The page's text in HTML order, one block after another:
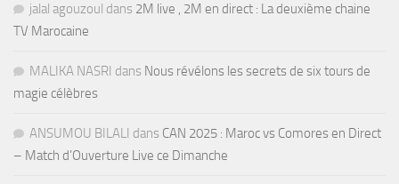
jalal agouzoul dans 2M live , 2M en direct : La deuxième chaine
TV Marocaine
MALIKA NASRI dans Nous révélons les secrets de six tours de
magie célèbres
ANSUMOU BILALI dans CAN 2025 : Maroc vs Comores en Direct
– Match d’Ouverture Live ce Dimanche